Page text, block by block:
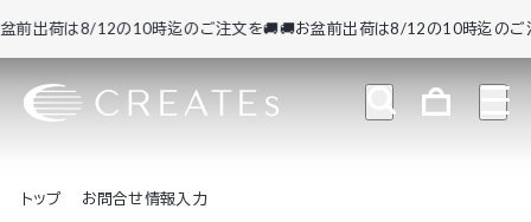
出荷は8/12の10時迄のご注文を🚚🚚お盆前出荷は8/12の10時迄のご注
トップ お問合せ情報入力